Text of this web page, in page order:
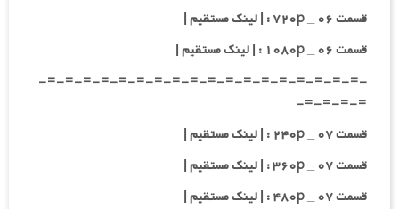
قسمت ۰۶ _ ۷۲۰p : | لینک مستقیم |
قسمت ۰۶ _ ۱۰۸۰p : | لینک مستقیم |
-=-=-=-=-=-=-=-=-=-=-=-=-=-=-=-=-=-=-
=-=-=-=-
قسمت ۰۷ _ ۲۴۰p : | لینک مستقیم |
قسمت ۰۷ _ ۳۶۰p : | لینک مستقیم |
قسمت ۰۷ _ ۴۸۰p : | لینک مستقیم |